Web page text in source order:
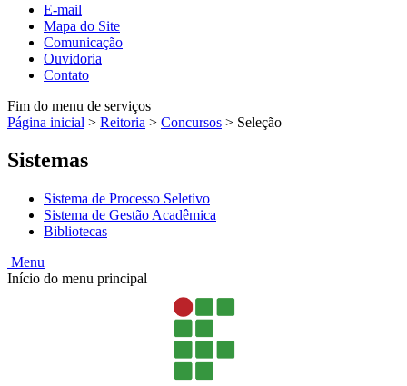
E-mail
Mapa do Site
Comunicação
Ouvidoria
Contato
Fim do menu de serviços
Página inicial > Reitoria > Concursos > Seleção
Sistemas
Sistema de Processo Seletivo
Sistema de Gestão Acadêmica
Bibliotecas
Menu
Início do menu principal